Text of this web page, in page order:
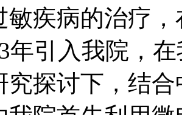
敏疾病的治疗
年引入我院，
究探讨下，结